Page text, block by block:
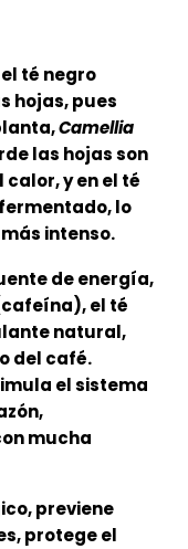
té negro
hojas, pues
Camellia
las hojas son
y en el té
lo
intenso.
de energía,
el té
natural,
del café.
el sistema
mucha
previene
protege el